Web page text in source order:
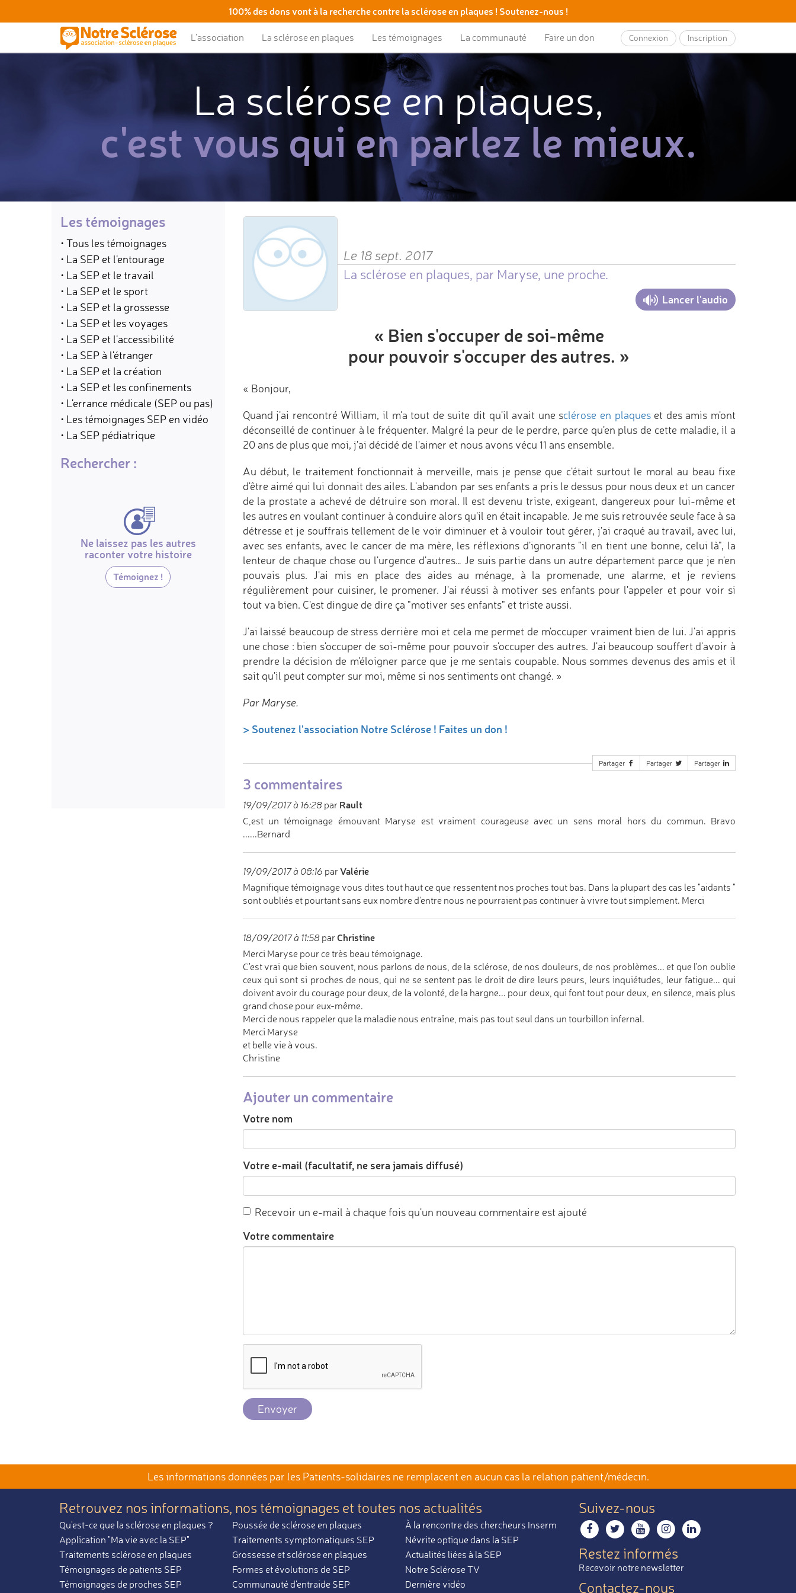
100% des dons vont à la recherche contre la sclérose en plaques ! Soutenez-nous !
L’association La sclérose en plaques Les témoignages La communauté Faire un don Connexion Inscription
La sclérose en plaques,
c'est vous qui en parlez le mieux.
Les témoignages
• Tous les témoignages
• La SEP et l'entourage
• La SEP et le travail
• La SEP et le sport
• La SEP et la grossesse
• La SEP et les voyages
• La SEP et l'accessibilité
• La SEP à l'étranger
• La SEP et la création
• La SEP et les confinements
• L'errance médicale (SEP ou pas)
• Les témoignages SEP en vidéo
• La SEP pédiatrique
Rechercher :
Ne laissez pas les autres
raconter votre histoire
Témoignez !
Le 18 sept. 2017
La sclérose en plaques, par Maryse, une proche.
Lancer l'audio
« Bien s'occuper de soi-même
pour pouvoir s'occuper des autres. »
« Bonjour,
Quand j'ai rencontré William, il m'a tout de suite dit qu'il avait une sclérose en plaqueset des amis m'ont
déconseillé de continuer à le fréquenter. Malgré la peur de le perdre, parce qu'en plus de cette maladie, il a
20 ans de plus que moi, j'ai décidé de l'aimer et nous avons vécu 11 ans ensemble.
Au début, le traitement fonctionnait à merveille, mais je pense que c'était surtout le moral au beau fixe
d'être aimé qui lui donnait des ailes. L'abandon par ses enfants a pris le dessus pour nous deux et un cancer
de la prostate a achevé de détruire son moral. Il est devenu triste, exigeant, dangereux pour lui-même et
les autres en voulant continuer à conduire alors qu'il en était incapable. Je me suis retrouvée seule face à sa
détresse et je souffrais tellement de le voir diminuer et à vouloir tout gérer, j'ai craqué au travail, avec lui,
avec ses enfants, avec le cancer de ma mère, les réflexions d'ignorants "il en tient une bonne, celui là", la
lenteur de chaque chose ou l'urgence d'autres… Je suis partie dans un autre département parce que je n'en
pouvais plus. J'ai mis en place des aides au ménage, à la promenade, une alarme, et je reviens
régulièrement pour cuisiner, le promener. J'ai réussi à motiver ses enfants pour l'appeler et pour voir si
tout va bien. C'est dingue de dire ça "motiver ses enfants" et triste aussi.
J'ai laissé beaucoup de stress derrière moi et cela me permet de m'occuper vraiment bien de lui. J'ai appris
une chose : bien s'occuper de soi-même pour pouvoir s'occuper des autres. J'ai beaucoup souffert d'avoir à
prendre la décision de m'éloigner parce que je me sentais coupable. Nous sommes devenus des amis et il
sait qu'il peut compter sur moi, même si nos sentiments ont changé. »
Par Maryse.
> Soutenez l'association Notre Sclérose ! Faites un don !
Partager Partager Partager
3 commentaires
19/09/2017 à 16:28par Rault
C,est un témoignage émouvant Maryse est vraiment courageuse avec un sens moral hors du commun. Bravo
......Bernard
19/09/2017 à 08:16 par Valérie
Magnifique témoignage vous dites tout haut ce que ressentent nos proches tout bas. Dans la plupart des cas les "aidants "
sont oubliés et pourtant sans eux nombre d'entre nous ne pourraient pas continuer à vivre tout simplement. Merci
18/09/2017 à 11:58par Christine
Merci Maryse pour ce très beau témoignage.
C'est vrai que bien souvent, nous parlons de nous, de la sclérose, de nos douleurs, de nos problèmes... et que l'on oublie
ceux qui sont si proches de nous, qui ne se sentent pas le droit de dire leurs peurs, leurs inquiétudes, leur fatigue... qui
doivent avoir du courage pour deux, de la volonté, de la hargne... pour deux, qui font tout pour deux, en silence, mais plus
grand chose pour eux-même.
Merci de nous rappeler que la maladie nous entraîne, mais pas tout seul dans un tourbillon infernal.
Merci Maryse
et belle vie à vous.
Christine
Ajouter un commentaire
Votre nom
Votre e-mail (facultatif, ne sera jamais diffusé)
Recevoir un e-mail à chaque fois qu'un nouveau commentaire est ajouté
Votre commentaire
Envoyer
Les informations données par les Patients-solidaires ne remplacent en aucun cas la relation patient/médecin.
Retrouvez nos informations, nos témoignages et toutes nos actualités
Qu'est-ce que la sclérose en plaques ?
Application "Ma vie avec la SEP"
Traitements sclérose en plaques
Témoignages de patients SEP
Témoignages de proches SEP
Poussée de sclérose en plaques
Traitements symptomatiques SEP
Grossesse et sclérose en plaques
Formes et évolutions de SEP
Communauté d'entraide SEP
À la rencontre des chercheurs Inserm
Névrite optique dans la SEP
Actualités liées à la SEP
Notre Sclérose TV
Dernière vidéo
Suivez-nous
Restez informés
Recevoir notre newsletter
Contactez-nous